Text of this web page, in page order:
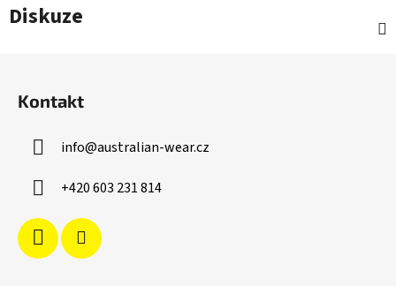
Diskuze
Kontakt
info@australian-wear.cz
+420 603 231 814